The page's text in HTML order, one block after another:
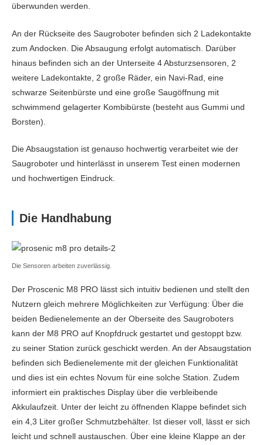
Reinigung
Saugkraft (pa) 2000
Seitenbürsten
Filter HEPA
Staubbehälter Kapazität (ml) 460
Wassertankkapazität (ml)
Navigation
Ja (passiv)
Sprachsteuerung Ja
Google Assistant Ja
App-Funktionen
Echtzeit-Verfolgung Ja
überwunden werden.
An der Rückseite des Saugroboter befinden sich 2 Ladekontakte
zum Andocken. Die Absaugung erfolgt automatisch. Darüber
hinaus befinden sich an der Unterseite 4 Absturzsensoren, 2
weitere Ladekontakte, 2 große Räder, ein Navi-Rad, eine
schwarze Seitenbürste und eine große Saugöffnung mit
schwimmend gelagerter Kombibürste (besteht aus Gummi und
Borsten).
Die Absaugstation ist genauso hochwertig verarbeitet wie der
Saugroboter und hinterlässt in unserem Test einen modernen
und hochwertigen Eindruck.
Die Handhabung
Die Sensoren arbeiten zuverlässig.
Der Proscenic M8 PRO lässt sich intuitiv bedienen und stellt den
Nutzern gleich mehrere Möglichkeiten zur Verfügung: Über die
beiden Bedienelemente an der Oberseite des Saugroboters
kann der M8 PRO auf Knopfdruck gestartet und gestoppt bzw.
zu seiner Station zurück geschickt werden. An der Absaugstation
befinden sich Bedienelemente mit der gleichen Funktionalität
und dies ist ein echtes Novum für eine solche Station. Zudem
informiert ein praktisches Display über die verbleibende
Akkulaufzeit. Unter der leicht zu öffnenden Klappe befindet sich
ein 4,3 Liter großer Schmutzbehälter. Ist dieser voll, lässt er sich
leicht und schnell austauschen. Über eine kleine Klappe an der